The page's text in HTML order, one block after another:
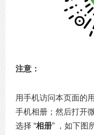
注意：
用手机访问本页面的
手机相册；然后打开
选择 “相册” ，如下图